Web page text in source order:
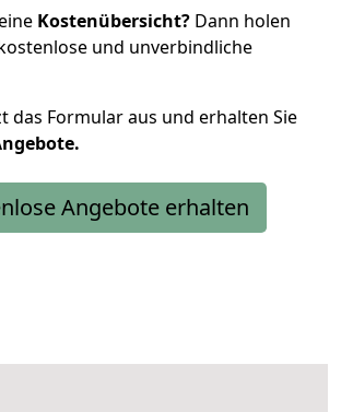
Kostenübersicht? Dann holen
und unverbindliche
das Formular aus und erhalten Sie
Angebote erhalten